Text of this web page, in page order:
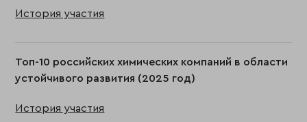
История участия
Топ-10 российских химических компаний в области
устойчивого развития (2025 год)
История участия